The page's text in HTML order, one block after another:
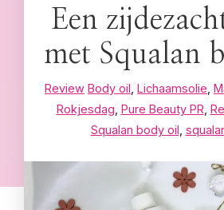
Een
met Squalan
Review Body oil Lichaamsolie
Rokjesdag Pure Beauty PR
Squalan body oil